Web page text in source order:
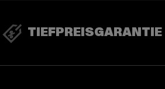
TIEFPREISGARANTIE